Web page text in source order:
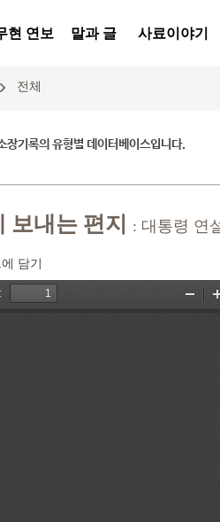
현 연보 말과 글 사료이야기
전체
장기록의 유형별 데이터베이스입니다.
보내는 편지 : 대통령 연
담기